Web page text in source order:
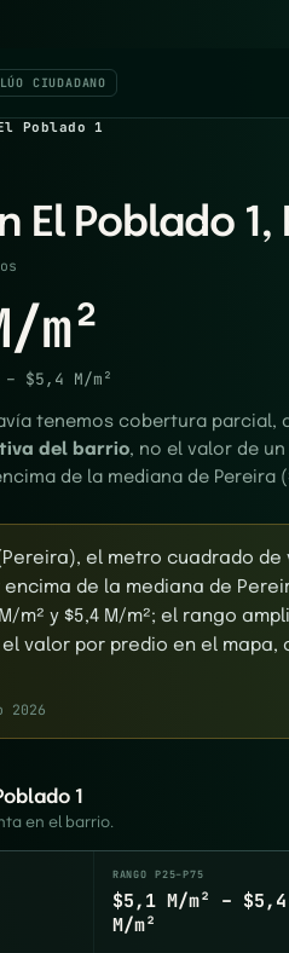
CIUDADANO
Poblado 1
El Poblado 1,
m²
– $5,4 M/m²
tenemos cobertura parcial,
del barrio, no el valor de
de la mediana de Pereira
(Pereira), el metro cuadrado
encima de la mediana de
m² y $5,4 M/m²; el rango
valor por predio en el mapa,
2026
1
en el barrio.
RANGO P25–P75
$5,1 M/m² – $5,4
M/m²